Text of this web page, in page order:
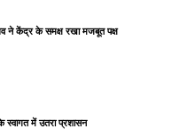
ने केंद्र के समक्ष रखा मजबूत पक्ष
स्वागत में उतरा प्रशासन